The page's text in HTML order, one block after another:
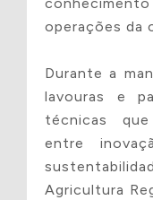
incentivos
Fundos
Criança e
Lei de
operações da
Durante a
lavouras e
técnicas
entre
Agricultura